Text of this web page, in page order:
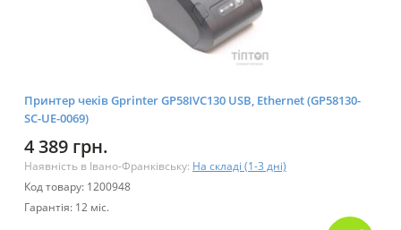
Принтер чеків Gprinter GP58IVC130 USB, Ethernet (GP58130-
SC-UE-0069)
4 389 грн.
Наявність в Івано-Франківську: На складі (1-3 дні)
Код товару: 1200948
Гарантія: 12 міс.